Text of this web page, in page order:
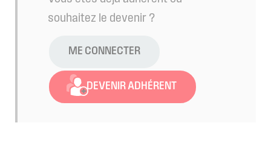
souhaitez le devenir ?
ME CONNECTER
DEVENIR ADHÉRENT